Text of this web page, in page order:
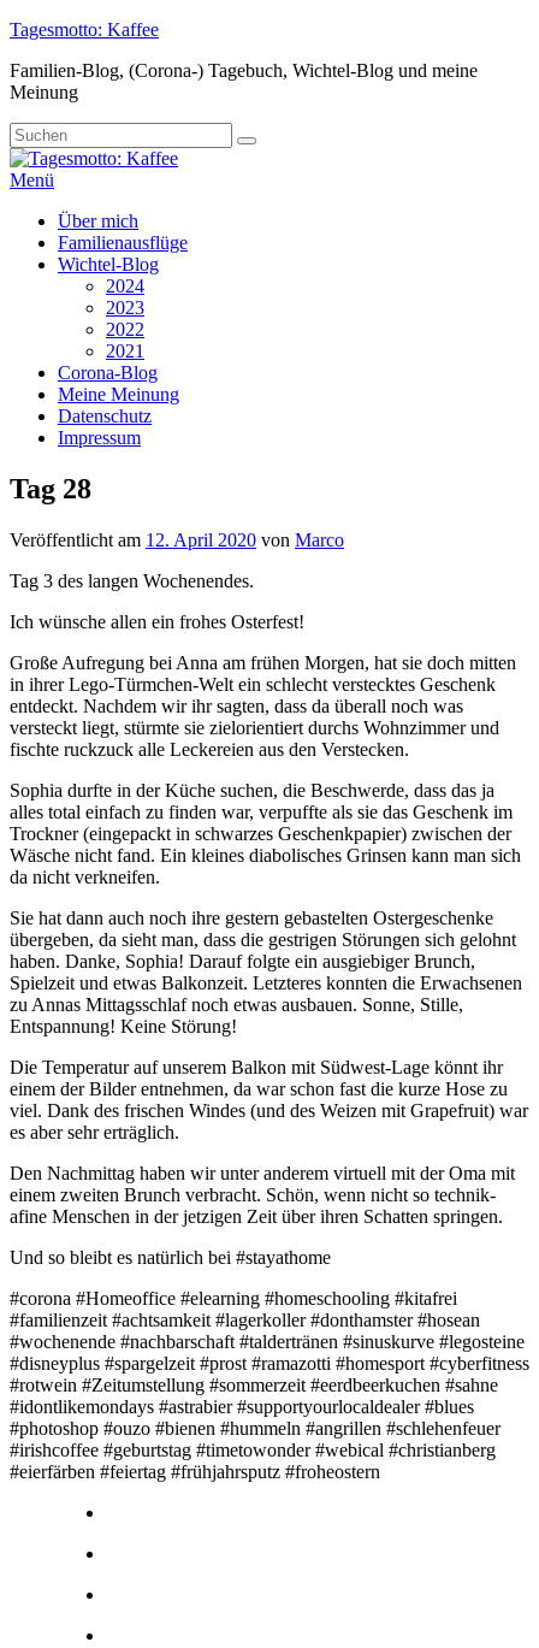
Zum
springen
Tagesmotto: Kaffee
Familien-Blog, (Corona-) Tagebuch, Wichtel-Blog und meine
Meinung
Suche
nach:
Suchen
Menü
Primäres
Menü
Über mich
Familienausflüge
Wichtel-Blog
2024
2023
2022
2021
Corona-Blog
Meine Meinung
Datenschutz
Impressum
Tag 28
Veröffentlicht am 12. April 2020 von Marco
Tag 3 des langen Wochenendes.
Ich wünsche allen ein frohes Osterfest!
Große Aufregung bei Anna am frühen Morgen, hat sie doch mitten
in ihrer Lego-Türmchen-Welt ein schlecht verstecktes Geschenk
entdeckt. Nachdem wir ihr sagten, dass da überall noch was
versteckt liegt, stürmte sie zielorientiert durchs Wohnzimmer und
fischte ruckzuck alle Leckereien aus den Verstecken.
Sophia durfte in der Küche suchen, die Beschwerde, dass das ja
alles total einfach zu finden war, verpuffte als sie das Geschenk im
Trockner (eingepackt in schwarzes Geschenkpapier) zwischen der
Wäsche nicht fand. Ein kleines diabolisches Grinsen kann man sich
da nicht verkneifen.
Sie hat dann auch noch ihre gestern gebastelten Ostergeschenke
übergeben, da sieht man, dass die gestrigen Störungen sich gelohnt
haben. Danke, Sophia! Darauf folgte ein ausgiebiger Brunch,
Spielzeit und etwas Balkonzeit. Letzteres konnten die Erwachsenen
zu Annas Mittagsschlaf noch etwas ausbauen. Sonne, Stille,
Entspannung! Keine Störung!
Die Temperatur auf unserem Balkon mit Südwest-Lage könnt ihr
einem der Bilder entnehmen, da war schon fast die kurze Hose zu
viel. Dank des frischen Windes (und des Weizen mit Grapefruit) war
es aber sehr erträglich.
Den Nachmittag haben wir unter anderem virtuell mit der Oma mit
einem zweiten Brunch verbracht. Schön, wenn nicht so technik-
afine Menschen in der jetzigen Zeit über ihren Schatten springen.
Und so bleibt es natürlich bei #stayathome
#corona #Homeoffice #elearning #homeschooling #kitafrei
#familienzeit #achtsamkeit #lagerkoller #donthamster #hosean
#wochenende #nachbarschaft #taldertränen #sinuskurve #legosteine
#disneyplus #spargelzeit #prost #ramazotti #homesport #cyberfitness
#rotwein #Zeitumstellung #sommerzeit #eerdbeerkuchen #sahne
#idontlikemondays #astrabier #supportyourlocaldealer #blues
#photoshop #ouzo #bienen #hummeln #angrillen #schlehenfeuer
#irishcoffee #geburtstag #timetowonder #webical #christianberg
#eierfärben #feiertag #frühjahrsputz #froheostern